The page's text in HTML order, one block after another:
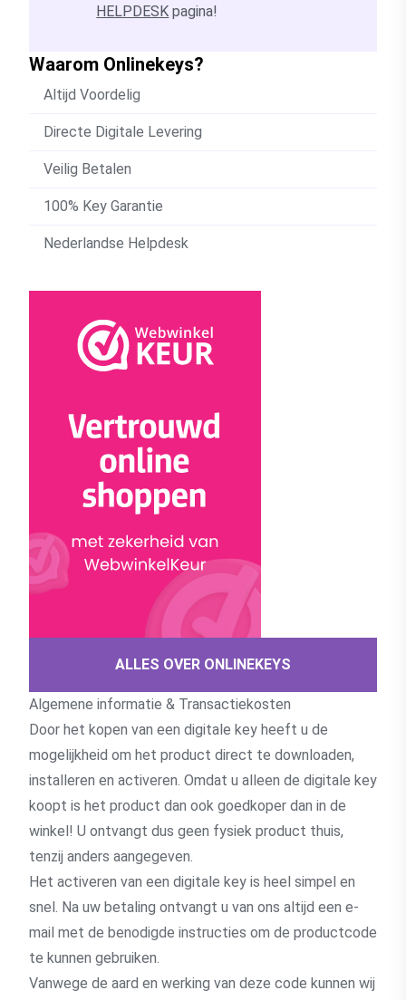
HELPDESK pagina!
Waarom Onlinekeys?
Altijd Voordelig
Directe Digitale Levering
Veilig Betalen
100% Key Garantie
Nederlandse Helpdesk
ALLES OVER ONLINEKEYS
Algemene informatie & Transactiekosten
Door het kopen van een digitale key heeft u de
mogelijkheid om het product direct te downloaden,
installeren en activeren. Omdat u alleen de digitale key
koopt is het product dan ook goedkoper dan in de
winkel! U ontvangt dus geen fysiek product thuis,
tenzij anders aangegeven.
Het activeren van een digitale key is heel simpel en
snel. Na uw betaling ontvangt u van ons altijd een e-
mail met de benodigde instructies om de productcode
te kunnen gebruiken.
Vanwege de aard en werking van deze code kunnen wij